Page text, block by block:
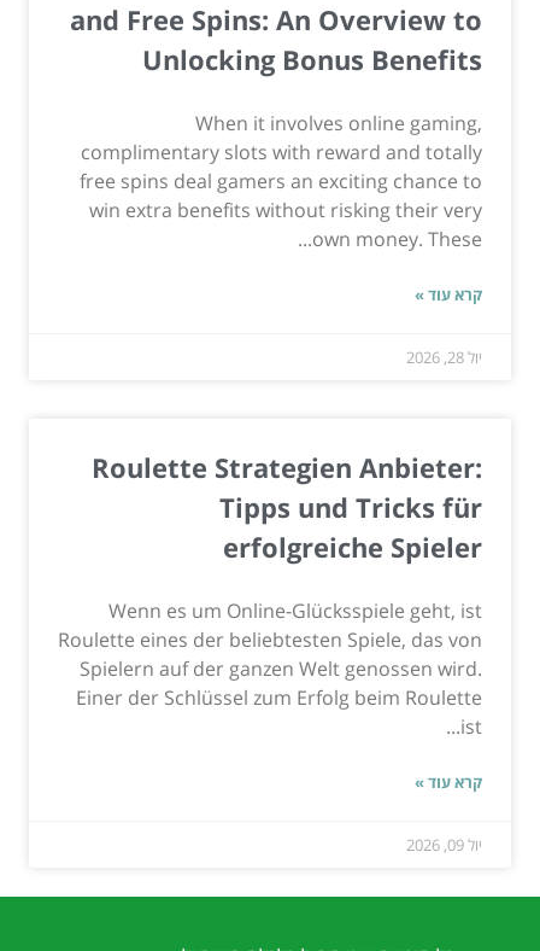
and Free Spins: An Overview to
Unlocking Bonus Benefits
When it involves online gaming,
complimentary slots with reward and totally
free spins deal gamers an exciting chance to
win extra benefits without risking their very
own money. These...
קרא עוד »
יול 28, 2026
Roulette Strategien Anbieter:
Tipps und Tricks für
erfolgreiche Spieler
Wenn es um Online-Glücksspiele geht, ist
Roulette eines der beliebtesten Spiele, das von
Spielern auf der ganzen Welt genossen wird.
Einer der Schlüssel zum Erfolg beim Roulette
ist...
קרא עוד »
יול 09, 2026